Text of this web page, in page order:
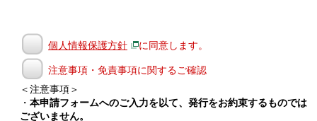
個人情報保護方針 に同意します。
注意事項・免責事項に関するご確認
＜注意事項＞
・ 本申請フォームへのご入力を以て、発行をお約束するものでは
ございません。